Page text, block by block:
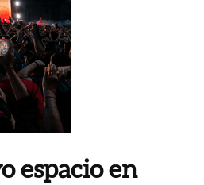
espacio en